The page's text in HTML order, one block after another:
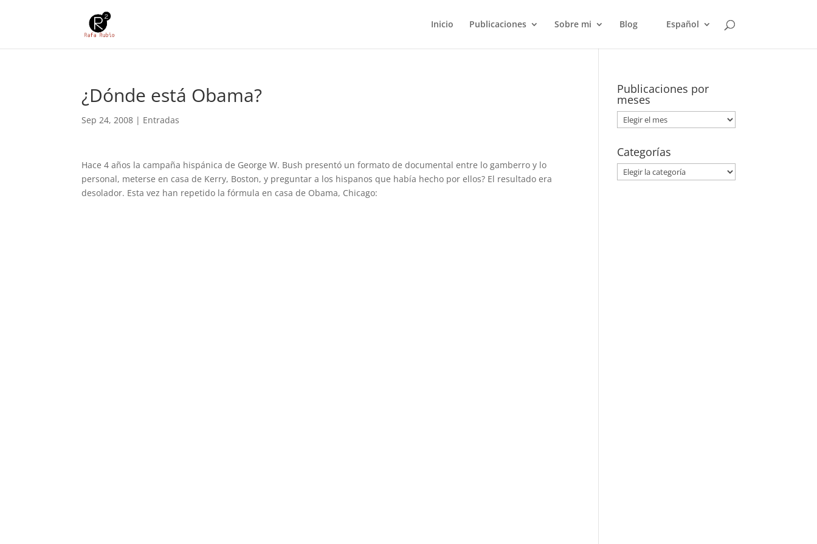
Inicio Publicaciones Sobre mi Blog Español
¿Dónde está Obama?
Sep 24, 2008 | Entradas
Hace 4 años la campaña hispánica de George W. Bush presentó un formato de documental entre lo gamberro y lo
personal, meterse en casa de Kerry, Boston, y preguntar a los hispanos que había hecho por ellos? El resultado era
desolador. Esta vez han repetido la fórmula en casa de Obama, Chicago:
Publicaciones por
meses
Publicaciones
por
meses
Categorías
Categorías